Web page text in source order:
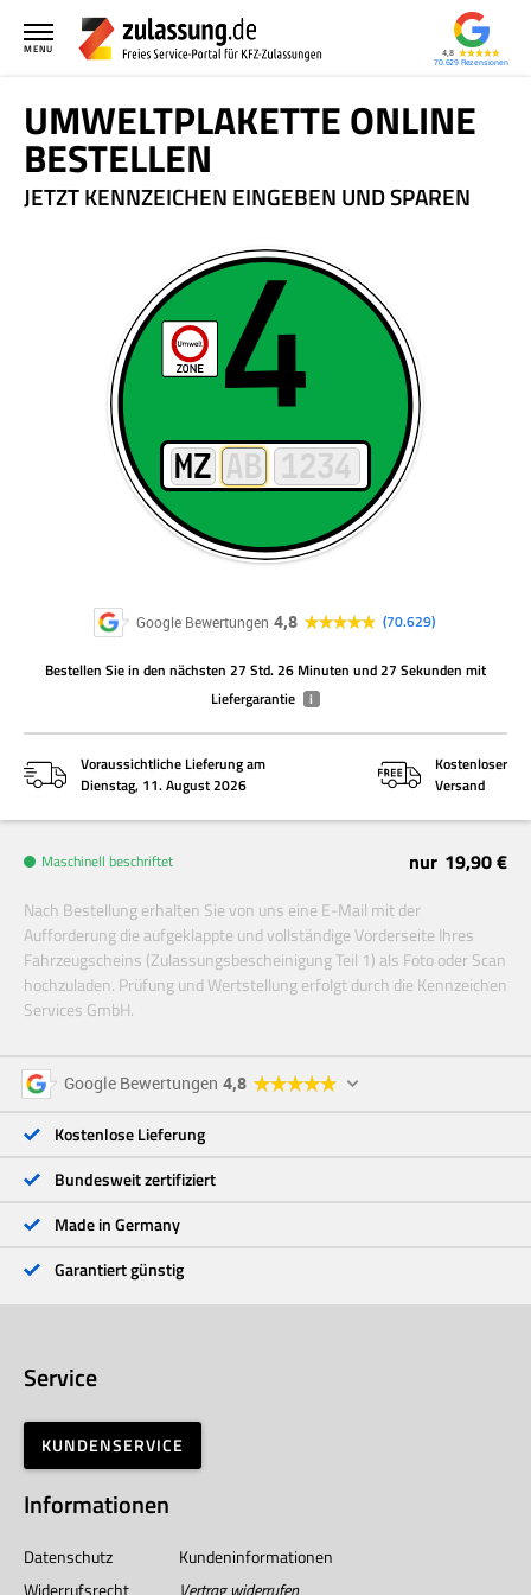
4,8
70.629
MENU
UMWELTPLAKETTE ONLINE
BESTELLEN
JETZT KENNZEICHEN EINGEBEN UND SPAREN
Google Bewertungen 4,8 70.629
Bestellen Siein den nächsten 27 Std. 26 Minuten und 27 Sekunden mit
Liefergarantie
i
Voraussichtliche Lieferung am
Dienstag, 11. August 2026
Kostenloser
Versand
Maschinell beschriftet nur 19,90 €
Nach Bestellung erhalten Sie von uns eine E-Mail mit der
Aufforderung die aufgeklappte und vollständige Vorderseite Ihres
Fahrzeugscheins (Zulassungsbescheinigung Teil 1) als Foto oder Scan
hochzuladen. Prüfung und Wertstellung erfolgt durch die Kennzeichen
Services GmbH.
Google Bewertungen 4,8
4 Sterne
3 Sterne
<1 %
2 Sterne
1 Stern
<1 %
Kostenlose Lieferung
Bundesweit zertifiziert
Made in Germany
Garantiert günstig
Service
KUNDENSERVICE
Informationen
Datenschutz
Kundeninformationen
Widerrufsrecht
Vertrag widerrufen